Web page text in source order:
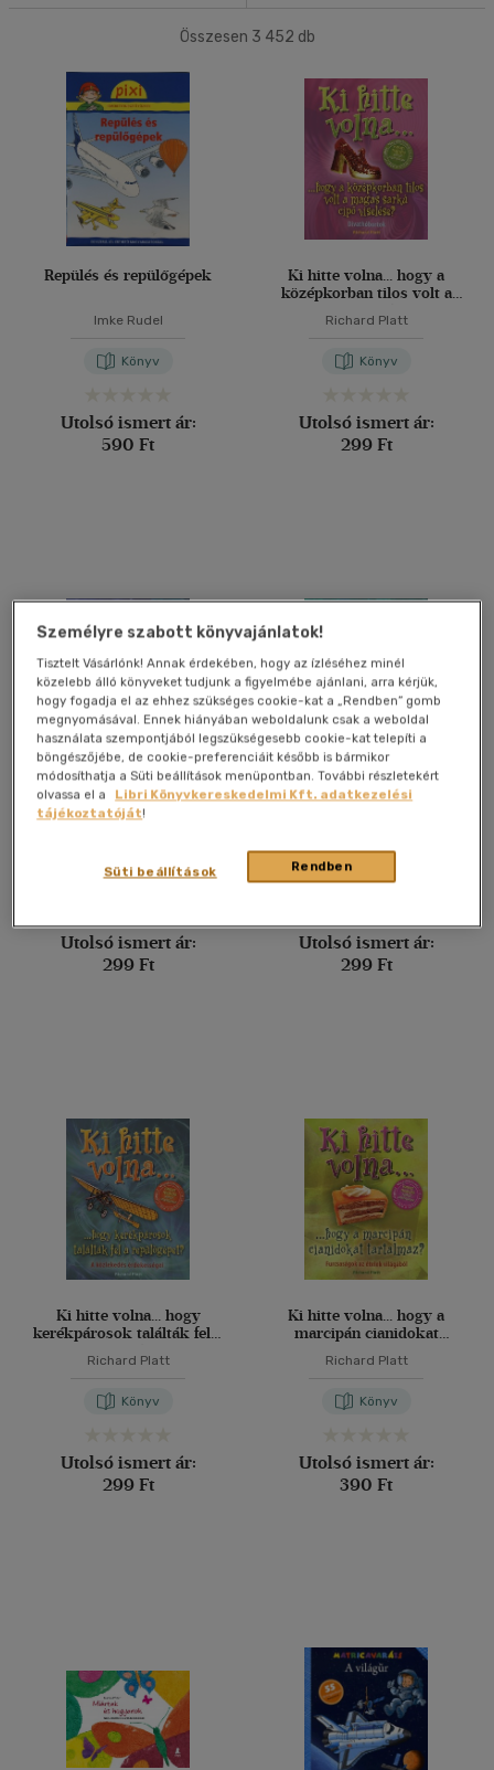
500 Ft - 2500 Ft(2018)
2500 Ft - 4500 Ft
4500 Ft felett(593)
Korosztály szerint
Gyermek(102)
0 - 3 év(20)
3 - 6 év(62)
6 -10 év
14 - 18 év
Nyelv szerint
Magyar(471)
Angol (17)
Német(2)
Vélemény szerint
(20)
(3)
Összesen 3 452 db
Repülés és repülőgépek
Imke Rudel
Könyv
Utolsó ismert ár:
590 Ft
Ki hitte volna... hogy a
középkorban tilos volt a
viselése?
Richard Platt
Könyv
Utolsó ismert ár:
299 Ft
Ki hitte volna... hogy az
ágytesztelőknek fizetnek
Könyv
Utolsó ismert ár:
299 Ft
Ki hitte volna... hogy a
Könyv
Utolsó ismert ár:
299 Ft
Ki hitte volna... hogy
kerékpárosok találták fel a
Richard Platt
Könyv
Utolsó ismert ár:
299 Ft
Ki hitte volna... hogy a
marcipán cianidokat
Richard Platt
Könyv
Utolsó ismert ár:
390 Ft
Személyre szabott könyvajánlatok!
Tisztelt Vásárlónk! Annak érdekében, hogy az ízléséhez minél
közelebb álló könyveket tudjunk a figyelmébe ajánlani, arra kérjük,
hogy fogadja el az ehhez szükséges cookie-kat a „Rendben” gomb
megnyomásával. Ennek hiányában weboldalunk csak a weboldal
használata szempontjából legszükségesebb cookie-kat telepíti a
böngészőjébe, de cookie-preferenciáit később is bármikor
módosíthatja a Süti beállítások menüpontban. További részletekért
olvassa el a
Libri Könyvkereskedelmi Kft. adatkezelési
tájékoztatóját!
Rendben
Süti beállítások